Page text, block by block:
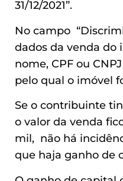
31/12/2021”.
No campo
dados da venda do
nome, CPF ou
pelo qual o imóvel
Se o contribuinte
o valor da venda
mil, não há
que haja ganho de